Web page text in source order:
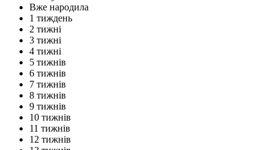
Вже народила
1 тиждень
2 тижні
3 тижні
4 тижні
5 тижнів
6 тижнів
7 тижнів
8 тижнів
9 тижнів
10 тижнів
11 тижнів
12 тижнів